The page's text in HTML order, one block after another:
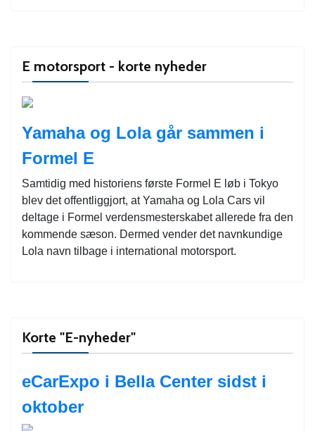
E motorsport - korte nyheder
Yamaha og Lola går sammen i
Formel E
Samtidig med historiens første Formel E løb i Tokyo
blev det offentliggjort, at Yamaha og Lola Cars vil
deltage i Formel verdensmesterskabet allerede fra den
kommende sæson. Dermed vender det navnkundige
Lola navn tilbage i international motorsport.
Korte "E-nyheder"
eCarExpo i Bella Center sidst i
oktober